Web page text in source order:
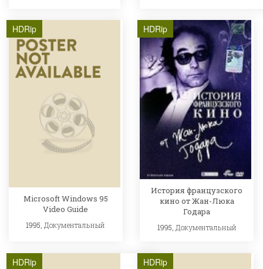
HDRip
Microsoft Windows 95
Video Guide
1995,Документальный
HDRip
История французского
кино от Жан-Люка
Годара
1995, Документальный
HDRip HDRip